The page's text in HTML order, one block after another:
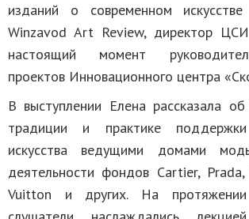
изданий о современном
Winzavod Art Review, директор
настоящий момент
проектов Инновационного центра
В выступлении Елена рассказала
традиции и практике поддержки
искусства ведущими домами
деятельности фондов Cartier,
Vuitton и других. На протяжении